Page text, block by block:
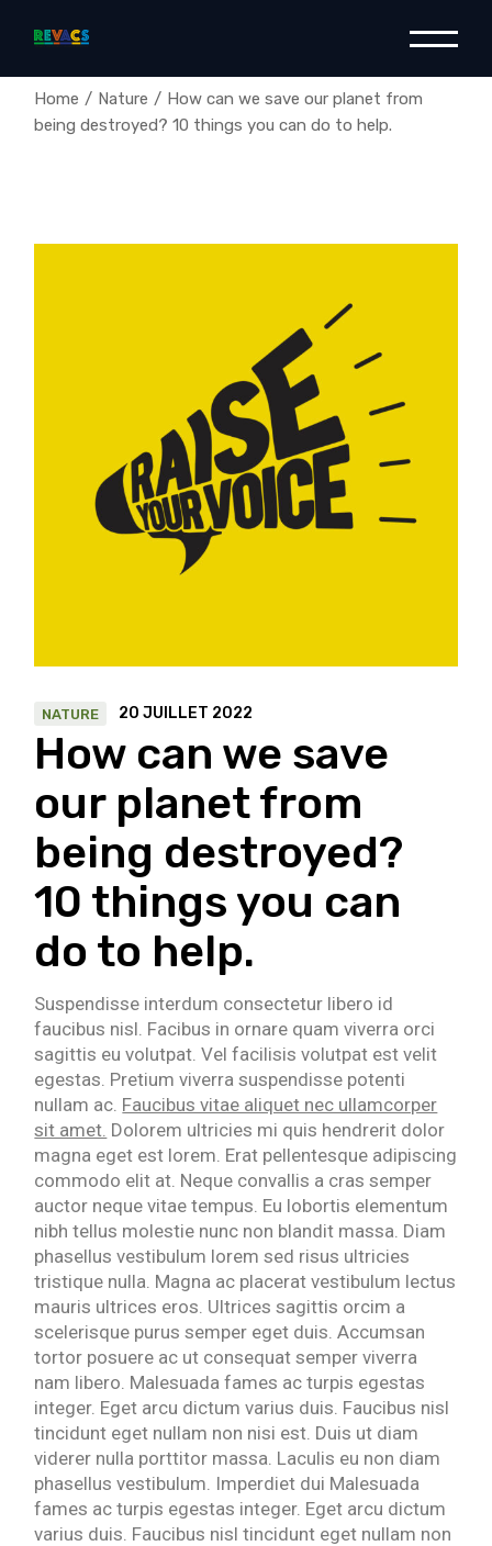
Home Nature
How can we save our planet from
being destroyed? 10 things you can do to help.
NATURE 20 JUILLET 2022
How can we save
our planet from
being destroyed?
10 things you can
do to help.
Suspendisse interdum consectetur libero id
faucibus nisl. Facibus in ornare quam viverra orci
sagittis eu volutpat. Vel facilisis volutpat est velit
egestas. Pretium viverra suspendisse potenti
nullam ac. Faucibus vitae aliquet nec ullamcorper
sit amet. Dolorem ultricies mi quis hendrerit dolor
magna eget est lorem. Erat pellentesque adipiscing
commodo elit at. Neque convallis a cras semper
auctor neque vitae tempus. Eu lobortis elementum
nibh tellus molestie nunc non blandit massa. Diam
phasellus vestibulum lorem sed risus ultricies
tristique nulla. Magna ac placerat vestibulum lectus
mauris ultrices eros. Ultrices sagittis orcim a
scelerisque purus semper eget duis. Accumsan
tortor posuere ac ut consequat semper viverra
nam libero. Malesuada fames ac turpis egestas
integer. Eget arcu dictum varius duis. Faucibus nisl
tincidunt eget nullam non nisi est. Duis ut diam
viderer nulla porttitor massa. Laculis eu non diam
phasellus vestibulum. Imperdiet dui Malesuada
fames ac turpis egestas integer. Eget arcu dictum
varius duis. Faucibus nisl tincidunt eget nullam non